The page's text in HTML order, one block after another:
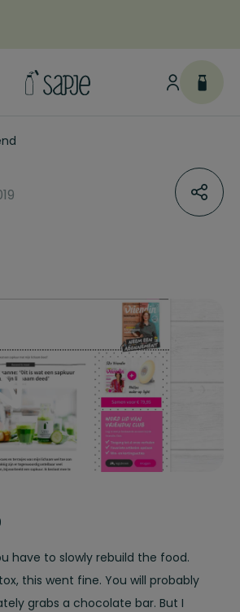
have to slowly rebuild the food.
this went fine. You will probably
grabs a chocolate bar. But I